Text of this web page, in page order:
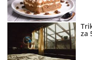
za